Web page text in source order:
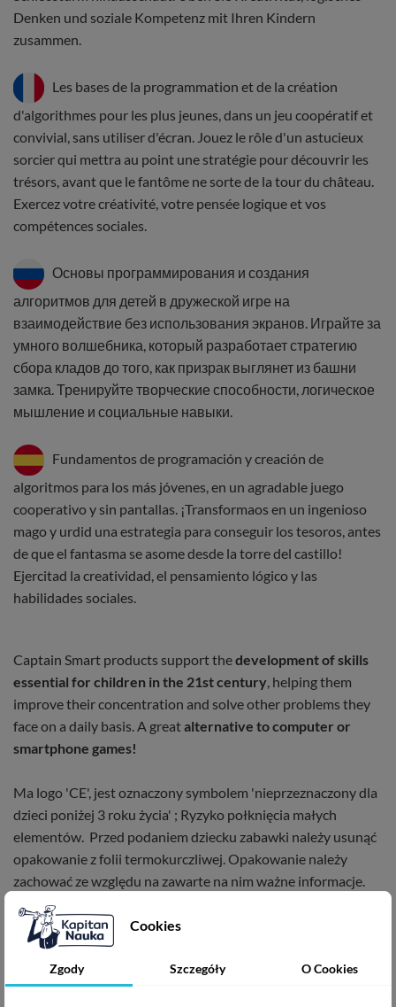
Denken und soziale Kompetenz mit Ihren Kindern
zusammen.
Les bases de la programmation et de la création
d'algorithmes pour les plus jeunes, dans un jeu coopératif et
convivial, sans utiliser d'écran. Jouez le rôle d'un astucieux
sorcier qui mettra au point une stratégie pour découvrir les
trésors, avant que le fantôme ne sorte de la tour du château.
Exercez votre créativité, votre pensée logique et vos
compétences sociales.
Основы программирования и создания
алгоритмов для детей в дружеской игре на
взаимодействие без использования экранов. Играйте за
умного волшебника, который разработает стратегию
сбора кладов до того, как призрак выглянет из башни
замка. Тренируйте творческие способности, логическое
мышление и социальные навыки.
Fundamentos de programación y creación de
algoritmos para los más jóvenes, en un agradable juego
cooperativo y sin pantallas. ¡Transformaos en un ingenioso
mago y urdid una estrategia para conseguir los tesoros, antes
de que el fantasma se asome desde la torre del castillo!
Ejercitad la creatividad, el pensamiento lógico y las
habilidades sociales.
Captain Smart products support thedevelopment of skills
essential for children in the 21st century , helping them
improve their concentration and solve other problems they
face on a daily basis. A greatalternative to computer or
smartphone games!
Ma logo 'CE', jest oznaczony symbolem 'nieprzeznaczony dla
dzieci poniżej 3 roku życia' ; Ryzyko połknięcia małych
elementów. Przed podaniem dziecku zabawki należy usunąć
opakowanie z folii termokurczliwej. Opakowanie należy
zachować ze względu na zawarte na nim ważne informacje.
Do użytku pod bezpośrednim nadzorem osoby dorosłej.
This game develops the following SKILLS
Cookies
Zgody Szczegóły O Cookies